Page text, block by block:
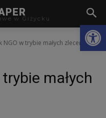
w Giżycku
NGO w trybie małych zleceń
małych